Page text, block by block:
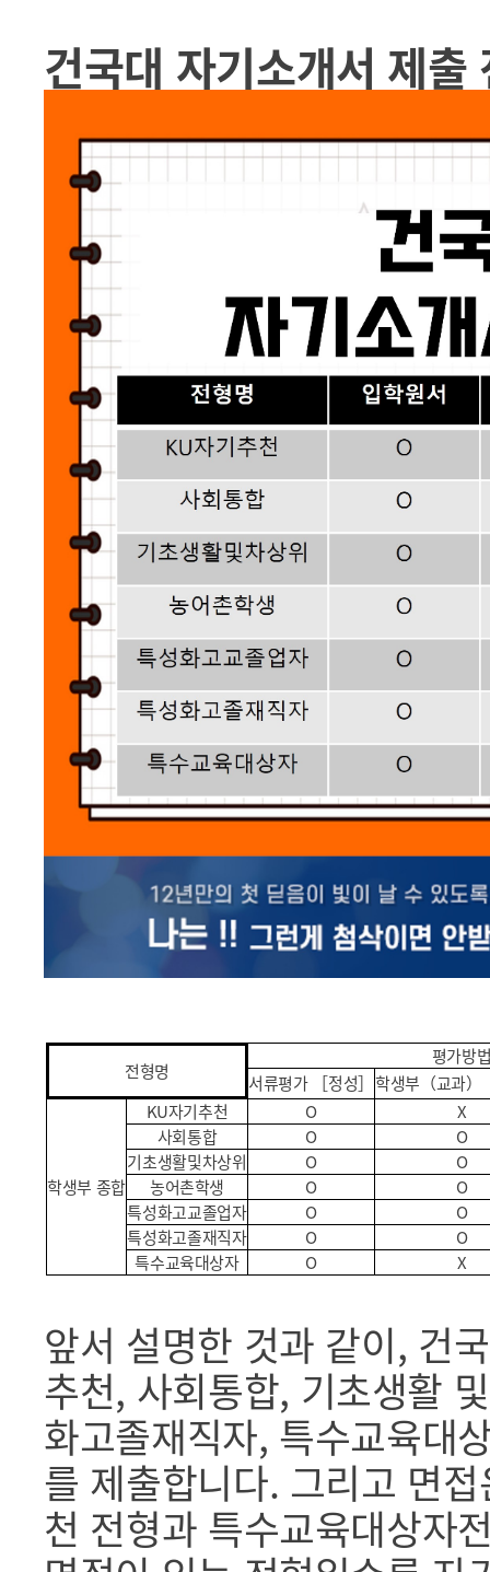
건국대 자기소개서 제출
전형명
평가방
서류평가 ［정성］ 학생부（교과）
학생부 종합
KU자기추천 O
X
사회통합
O
O
기초생활및차상위
O
O
농어촌학생
O
O
특성화고교졸업자
O
O
특성화고졸재직자
O
O
특수교육대상자
O X
앞서 설명한 것과 같이, 건
추천, 사회통합, 기초생활
화고졸재직자, 특수교육대
를 제출합니다. 그리고 면
천 전형과 특수교육대상자